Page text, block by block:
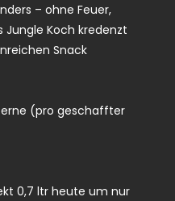
– ohne Feuer,
Koch kredenzt
Snack
(pro geschaffter
0,7 ltr heute um nur